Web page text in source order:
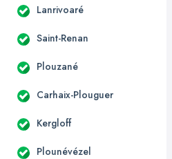
Lanrivoaré
Saint-Renan
Plouzané
Carhaix-Plouguer
Kergloff
Plounévézel